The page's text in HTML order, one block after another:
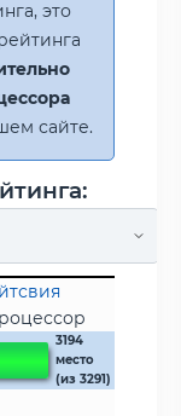
это
сайте.
3194
место
(из 3291)